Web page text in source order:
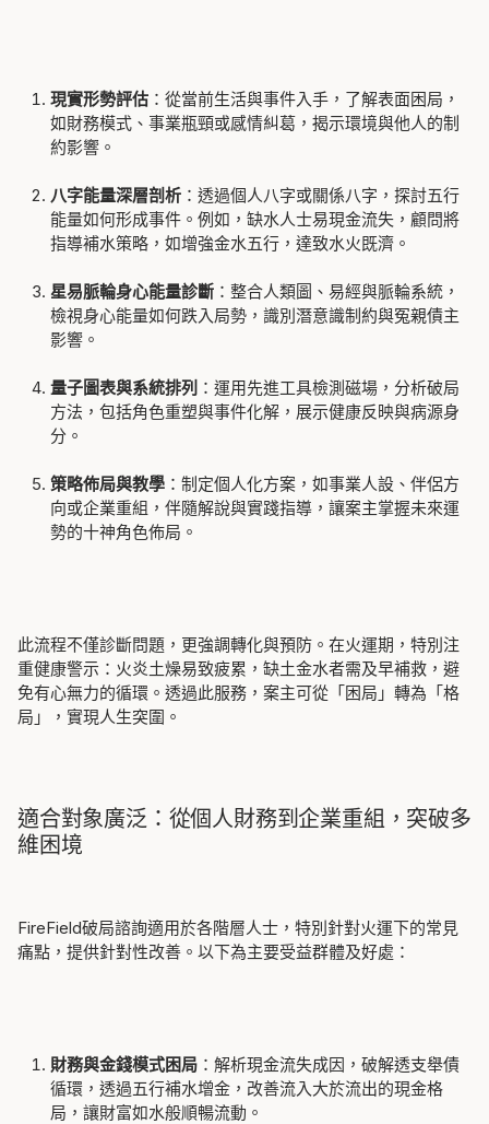
現實形勢評估 ：從當前生活與事件入手，了解表面困局，
如財務模式、事業瓶頸或感情糾葛，揭示環境與他人的制
約影響。
八字能量深層剖析 ：透過個人八字或關係八字，探討五行
能量如何形成事件。例如，缺水人士易現金流失，顧問將
指導補水策略，如增強金水五行，達致水火既濟。
星易脈輪身心能量診斷 ：整合人類圖、易經與脈輪系統，
檢視身心能量如何跌入局勢，識別潛意識制約與冤親債主
影響。
量子圖表與系統排列 ：運用先進工具檢測磁場，分析破局
方法，包括角色重塑與事件化解，展示健康反映與病源身
分。
策略佈局與教學 ：制定個人化方案，如事業人設、伴侶方
向或企業重組，伴隨解說與實踐指導，讓案主掌握未來運
勢的十神角色佈局。
此流程不僅診斷問題，更強調轉化與預防。在火運期，特別注
重健康警示：火炎土燥易致疲累，缺土金水者需及早補救，避
免有心無力的循環。透過此服務，案主可從「困局」轉為「格
局」，實現人生突圍。
適合對象廣泛：從個人財務到企業重組，突破多
維困境
FireField破局諮詢適用於各階層人士，特別針對火運下的常見
痛點，提供針對性改善。以下為主要受益群體及好處：
財務與金錢模式困局 ：解析現金流失成因，破解透支舉債
循環，透過五行補水增金，改善流入大於流出的現金格
局，讓財富如水般順暢流動。